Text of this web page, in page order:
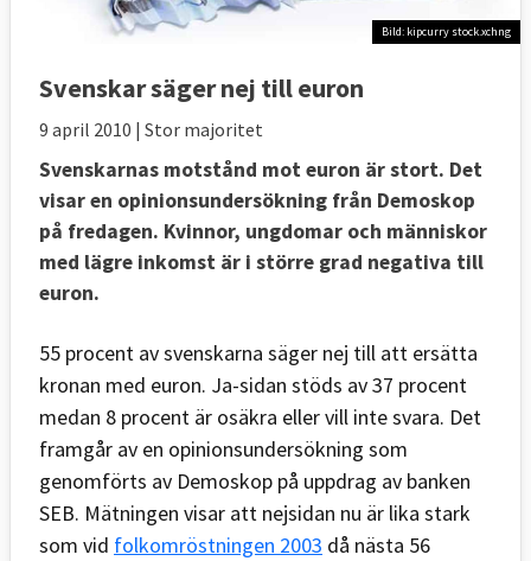
Bild: kipcurry stock.xchng
Svenskar säger nej till euron
9 april 2010 | Stor majoritet
Svenskarnas motstånd mot euron är stort. Det
visar en opinionsundersökning från Demoskop
på fredagen. Kvinnor, ungdomar och människor
med lägre inkomst är i större grad negativa till
euron.
55 procent av svenskarna säger nej till att ersätta
kronan med euron. Ja-sidan stöds av 37 procent
medan 8 procent är osäkra eller vill inte svara. Det
framgår av en opinionsundersökning som
genomförts av Demoskop på uppdrag av banken
SEB. Mätningen visar att nejsidan nu är lika stark
som vid folkomröstningen 2003 då nästa 56